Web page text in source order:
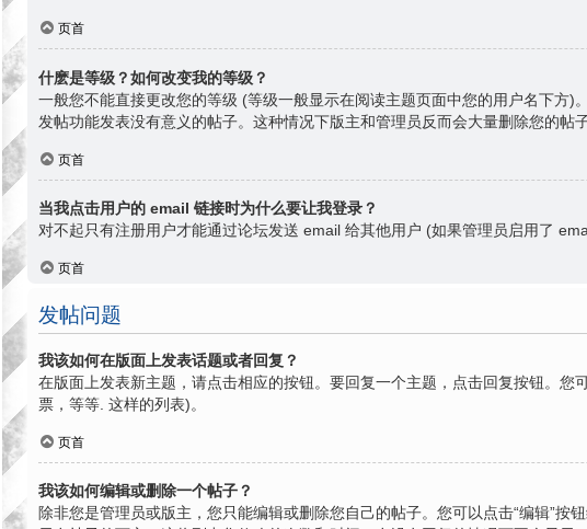
页首
什麽是等级？如何改变我的等级？
一般您不能直接更改您的等级 (等级一般显示在阅读主题页面中您的用户名下方
发帖功能发表没有意义的帖子。这种情况下版主和管理员反而会大量删除您的帖
页首
当我点击用户的 email 链接时为什么要让我登录？
对不起只有注册用户才能通过论坛发送 email 给其他用户 (如果管理员启用了
页首
发帖问题
我该如何在版面上发表话题或者回复？
在版面上发表新主题，请点击相应的按钮。要回复一个主题，点击回复按钮。
票，等等. 这样的列表)。
页首
我该如何编辑或删除一个帖子？
除非您是管理员或版主，您只能编辑或删除您自己的帖子。您可以点击“编辑”